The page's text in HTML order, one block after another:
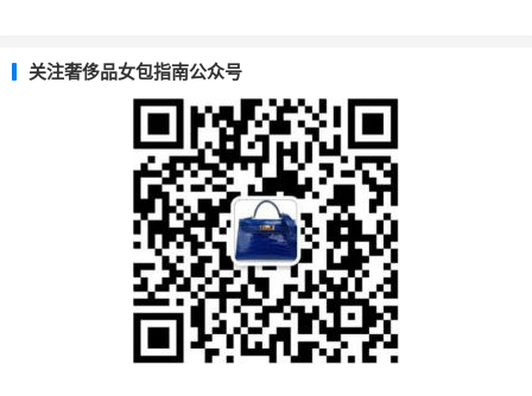
关注奢侈品女包指南公众号